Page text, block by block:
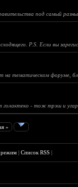
под самый
P.S. Если вы
тематическом форуме,
- тож трэш и
»
режим |Список RSS |